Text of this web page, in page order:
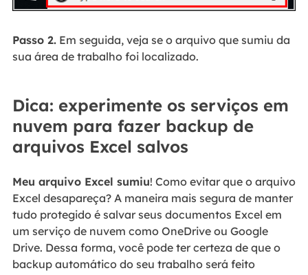
Passo 2.Em seguida, veja se o arquivo que sumiu da
sua área de trabalho foi localizado.
Dica: experimente os serviços em
nuvem para fazer backup de
arquivos Excel salvos
Meu arquivo Excel sumiu! Como evitar que o arquivo
Excel desapareça? A maneira mais segura de manter
tudo protegido é salvar seus documentos Excel em
um serviço de nuvem como OneDrive ou Google
Drive. Dessa forma, você pode ter certeza de que o
backup automático do seu trabalho será feito